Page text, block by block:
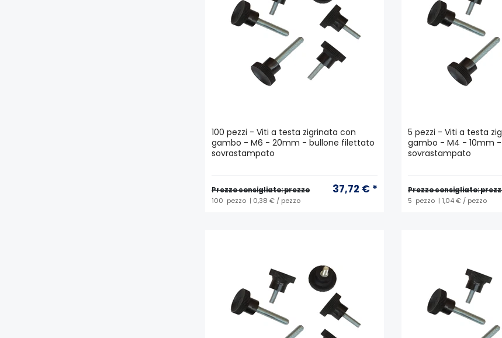
100 pezzi - Viti a testa zigrinata con
gambo - M6 - 20mm - bullone filettato
sovrastampato
Prezzo consigliato: prezzo 37,72 € *
100 pezzo | 0,38 € / pezzo
5 pezzi - Viti a testa
gambo - M4 - 10mm
sovrastampato
Prezzo consigliato:
5 pezzo | 1,04 € / pezzo